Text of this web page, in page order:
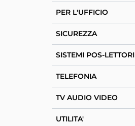
PER L'UFFICIO
SICUREZZA
SISTEMI POS-LETTORI
TELEFONIA
TV AUDIO VIDEO
UTILITA'